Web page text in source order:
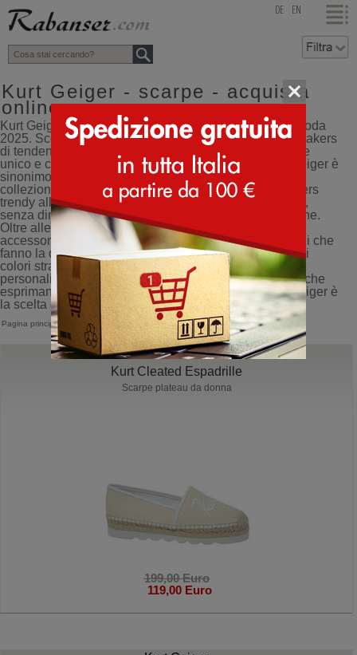
top DE EN
Kurt Geiger - scarpe - acquista
online
Kurt Geiger: Scarpe, Sneakers, Sandali e Accessori Moda
2025. Scopri le scarpe e gli accessori Kurt Geiger: sneakers
di tendenza, sandali eleganti, borse e cinture dallo stile
unico e colori straordinari. Acquista ora online! Kurt Geiger è
sinonimo di stile unico e design esclusivo. La nuova
collezione propone scarpe super fashion, dalle sneakers
trendy alle scarpe eleganti perfette per ogni occasione,
senza dimenticare i sandali raffinati per la bella stagione.
Oltre alle calzature, Kurt Geiger completa il look con
accessori di lusso come borse, cinture e piccoli dettagli che
fanno la differenza. Ogni modello si distingue per i suoi
colori straordinari e per un design che unisce moda e
personalità. Se cerchi scarpe di tendenza e accessori che
esprimano carattere e originalità, la collezione Kurt Geiger è
la scelta giusta per te.
Pagina principale Kurt Geiger
Kurt Geiger
Kurt Cleated Espadrille
Scarpe plateau da donna
199,00 Euro
119,00 Euro